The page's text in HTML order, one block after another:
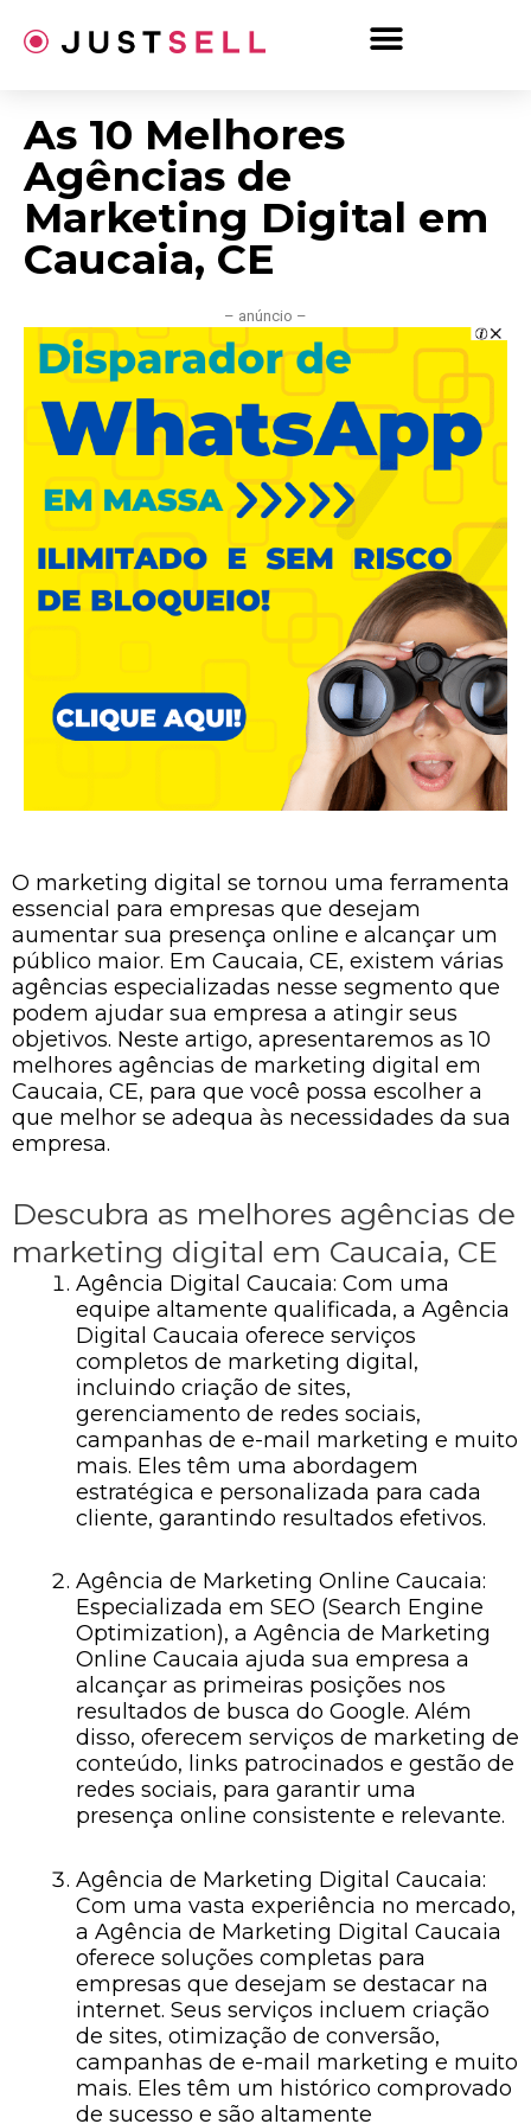
para
As 10 Melhores
Agências de
Marketing Digital em
Caucaia, CE
– anúncio –
O marketing digital se tornou uma ferramenta
essencial para empresas que desejam
aumentar sua presença online e alcançar um
público maior. Em Caucaia, CE, existem várias
agências especializadas nesse segmento que
podem ajudar sua empresa a atingir seus
objetivos. Neste artigo, apresentaremos as 10
melhores agências de marketing digital em
Caucaia, CE, para que você possa escolher a
que melhor se adequa às necessidades da sua
empresa.
Descubra as melhores agências de
marketing digital em Caucaia, CE
Agência Digital Caucaia: Com uma
equipe altamente qualificada, a Agência
Digital Caucaia oferece serviços
completos de marketing digital,
incluindo criação de sites,
gerenciamento de redes sociais,
campanhas de e-mail marketing e muito
mais. Eles têm uma abordagem
estratégica e personalizada para cada
cliente, garantindo resultados efetivos.
Agência de Marketing Online Caucaia:
Especializada em SEO (Search Engine
Optimization), a Agência de Marketing
Online Caucaia ajuda sua empresa a
alcançar as primeiras posições nos
resultados de busca do Google. Além
disso, oferecem serviços de marketing de
conteúdo, links patrocinados e gestão de
redes sociais, para garantir uma
presença online consistente e relevante.
Agência de Marketing Digital Caucaia:
Com uma vasta experiência no mercado,
a Agência de Marketing Digital Caucaia
oferece soluções completas para
empresas que desejam se destacar na
internet. Seus serviços incluem criação
de sites, otimização de conversão,
campanhas de e-mail marketing e muito
mais. Eles têm um histórico comprovado
de sucesso e são altamente